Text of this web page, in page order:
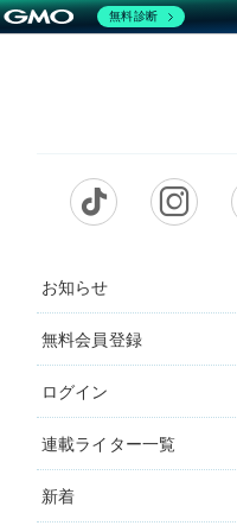
お知らせ
無料会員登録
ログイン
連載ライター一覧
新着
無料診断